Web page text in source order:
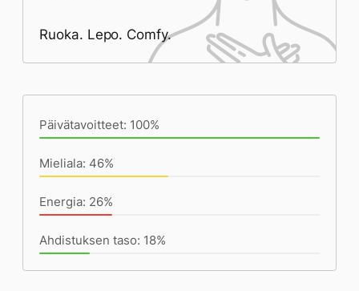
Ruoka. Lepo. Comfy.
Päivätavoitteet: 100%
Mieliala: 46%
Energia: 26%
Ahdistuksen taso: 18%